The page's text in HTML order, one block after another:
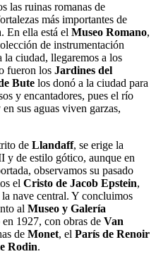
las ruinas romanas de
más importantes de
En ella está el Museo Romano,
de instrumentación
la ciudad, llegaremos a los
fueron los Jardines del
Bute los donó a la ciudad para
y encantadores, pues el río
sus aguas viven garzas,
de Llandaff, se erige la
y de estilo gótico, aunque en
observamos su pasado
el Cristo de Jacob Epstein,
nave central. Y concluimos
al Museo y Galería
1927, con obras de Van
de Monet, el París de Renoir
Rodin.